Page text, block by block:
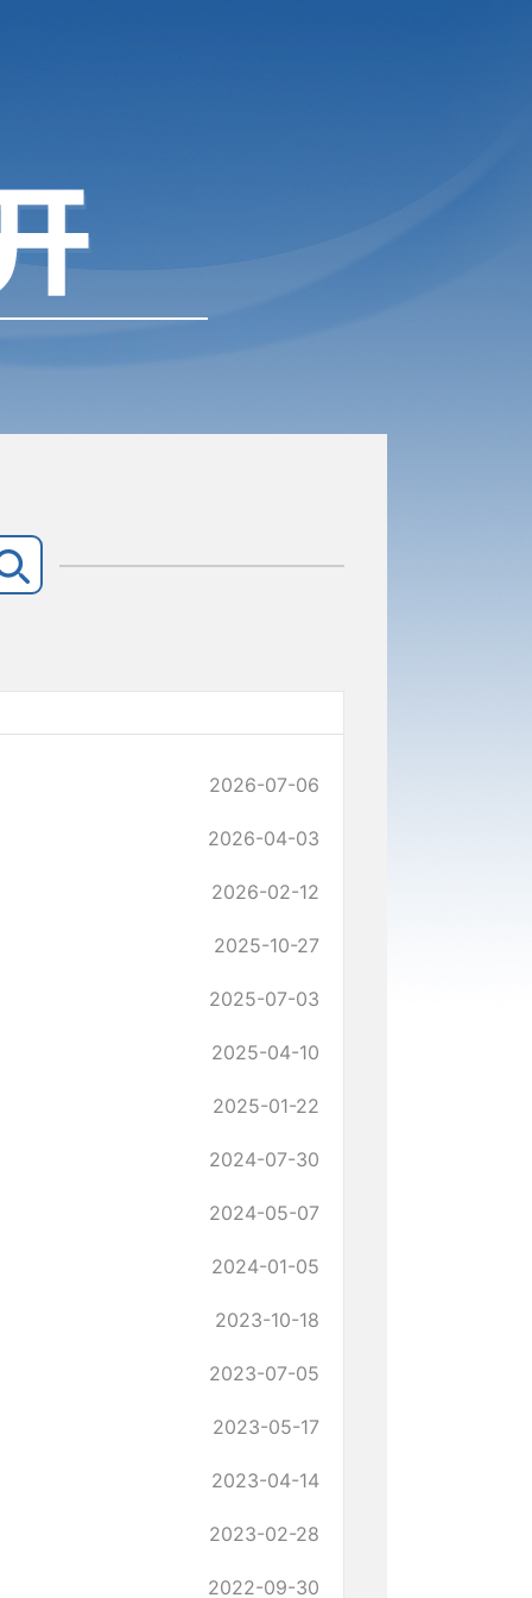
2026-07-06
2026-04-03
2026-02-12
2025-10-27
2025-07-03
2025-04-10
2025-01-22
2024-07-30
2024-05-07
2024-01-05
2023-10-18
2023-07-05
2023-05-17
2023-04-14
2023-02-28
2022-09-30